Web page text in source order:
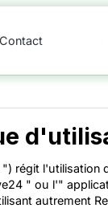
Contact
régit l'utilisation
" ou l'"
autrement